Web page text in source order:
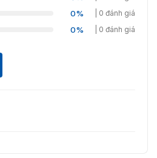
0% | 0 đánh giá
0% | 0 đánh giá